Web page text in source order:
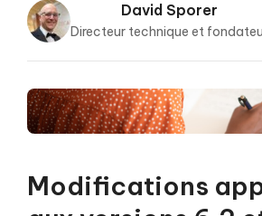
David Sporer
Directeur technique et
Modifications